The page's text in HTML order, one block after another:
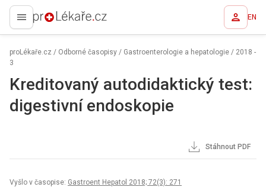
proLékaře.cz EN
proLékaře.cz / Odborné časopisy / Gastroenterologie a hepatologie / 2018 -
3
Kreditovaný autodidaktický test:
digestivní endoskopie
Stáhnout PDF
Vyšlo v časopise: Gastroent Hepatol 2018; 72(3): 271